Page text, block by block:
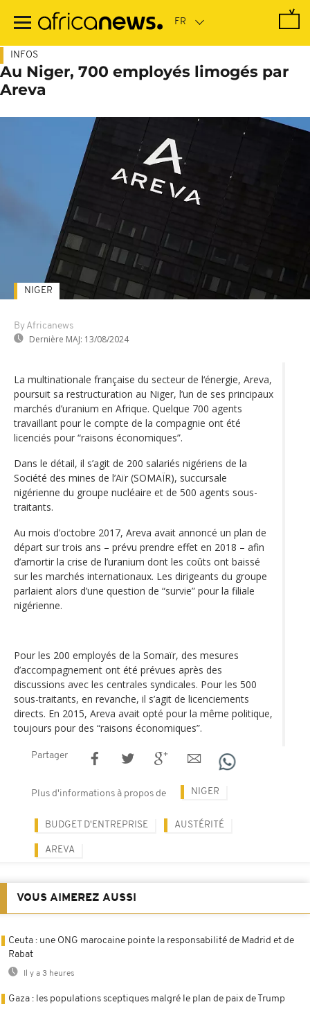
contenu
INFOS
Au Niger, 700 employés limogés par
Areva
By Africanews
Dernière MAJ: 13/08/2024
NIGER
La multinationale française du secteur de l‘énergie, Areva,
poursuit sa restructuration au Niger, l’un de ses principaux
marchés d’uranium en Afrique. Quelque 700 agents
travaillant pour le compte de la compagnie ont été
licenciés pour “raisons économiques”.
Dans le détail, il s’agit de 200 salariés nigériens de la
Société des mines de l’Aïr (SOMAÏR), succursale
nigérienne du groupe nucléaire et de 500 agents sous-
traitants.
Au mois d’octobre 2017, Areva avait annoncé un plan de
départ sur trois ans – prévu prendre effet en 2018 – afin
d’amortir la crise de l’uranium dont les coûts ont baissé
sur les marchés internationaux. Les dirigeants du groupe
parlaient alors d’une question de “survie” pour la filiale
nigérienne.
Pour les 200 employés de la Somaïr, des mesures
d’accompagnement ont été prévues après des
discussions avec les centrales syndicales. Pour les 500
sous-traitants, en revanche, il s’agit de licenciements
directs. En 2015, Areva avait opté pour la même politique,
toujours pour des “raisons économiques”.
Partager
Plus d'informations à propos de NIGER
BUDGET D'ENTREPRISE AUSTÉRITÉ
AREVA
VOUS AIMEREZ AUSSI
Ceuta : une ONG marocaine pointe la responsabilité de Madrid et de
Rabat
Il y a 3 heures
Gaza : les populations sceptiques malgré le plan de paix de Trump